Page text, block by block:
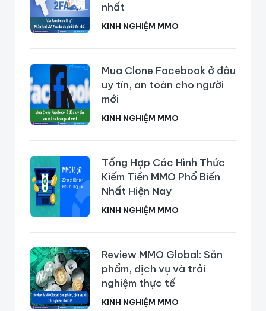
nhất
KINH NGHIỆM MMO
Mua Clone Facebook ở đâu
uy tín, an toàn cho người
mới
KINH NGHIỆM MMO
Tổng Hợp Các Hình Thức
Kiếm Tiền MMO Phổ Biến
Nhất Hiện Nay
KINH NGHIỆM MMO
Review MMO Global: Sản
phẩm, dịch vụ và trải
nghiệm thực tế
KINH NGHIỆM MMO